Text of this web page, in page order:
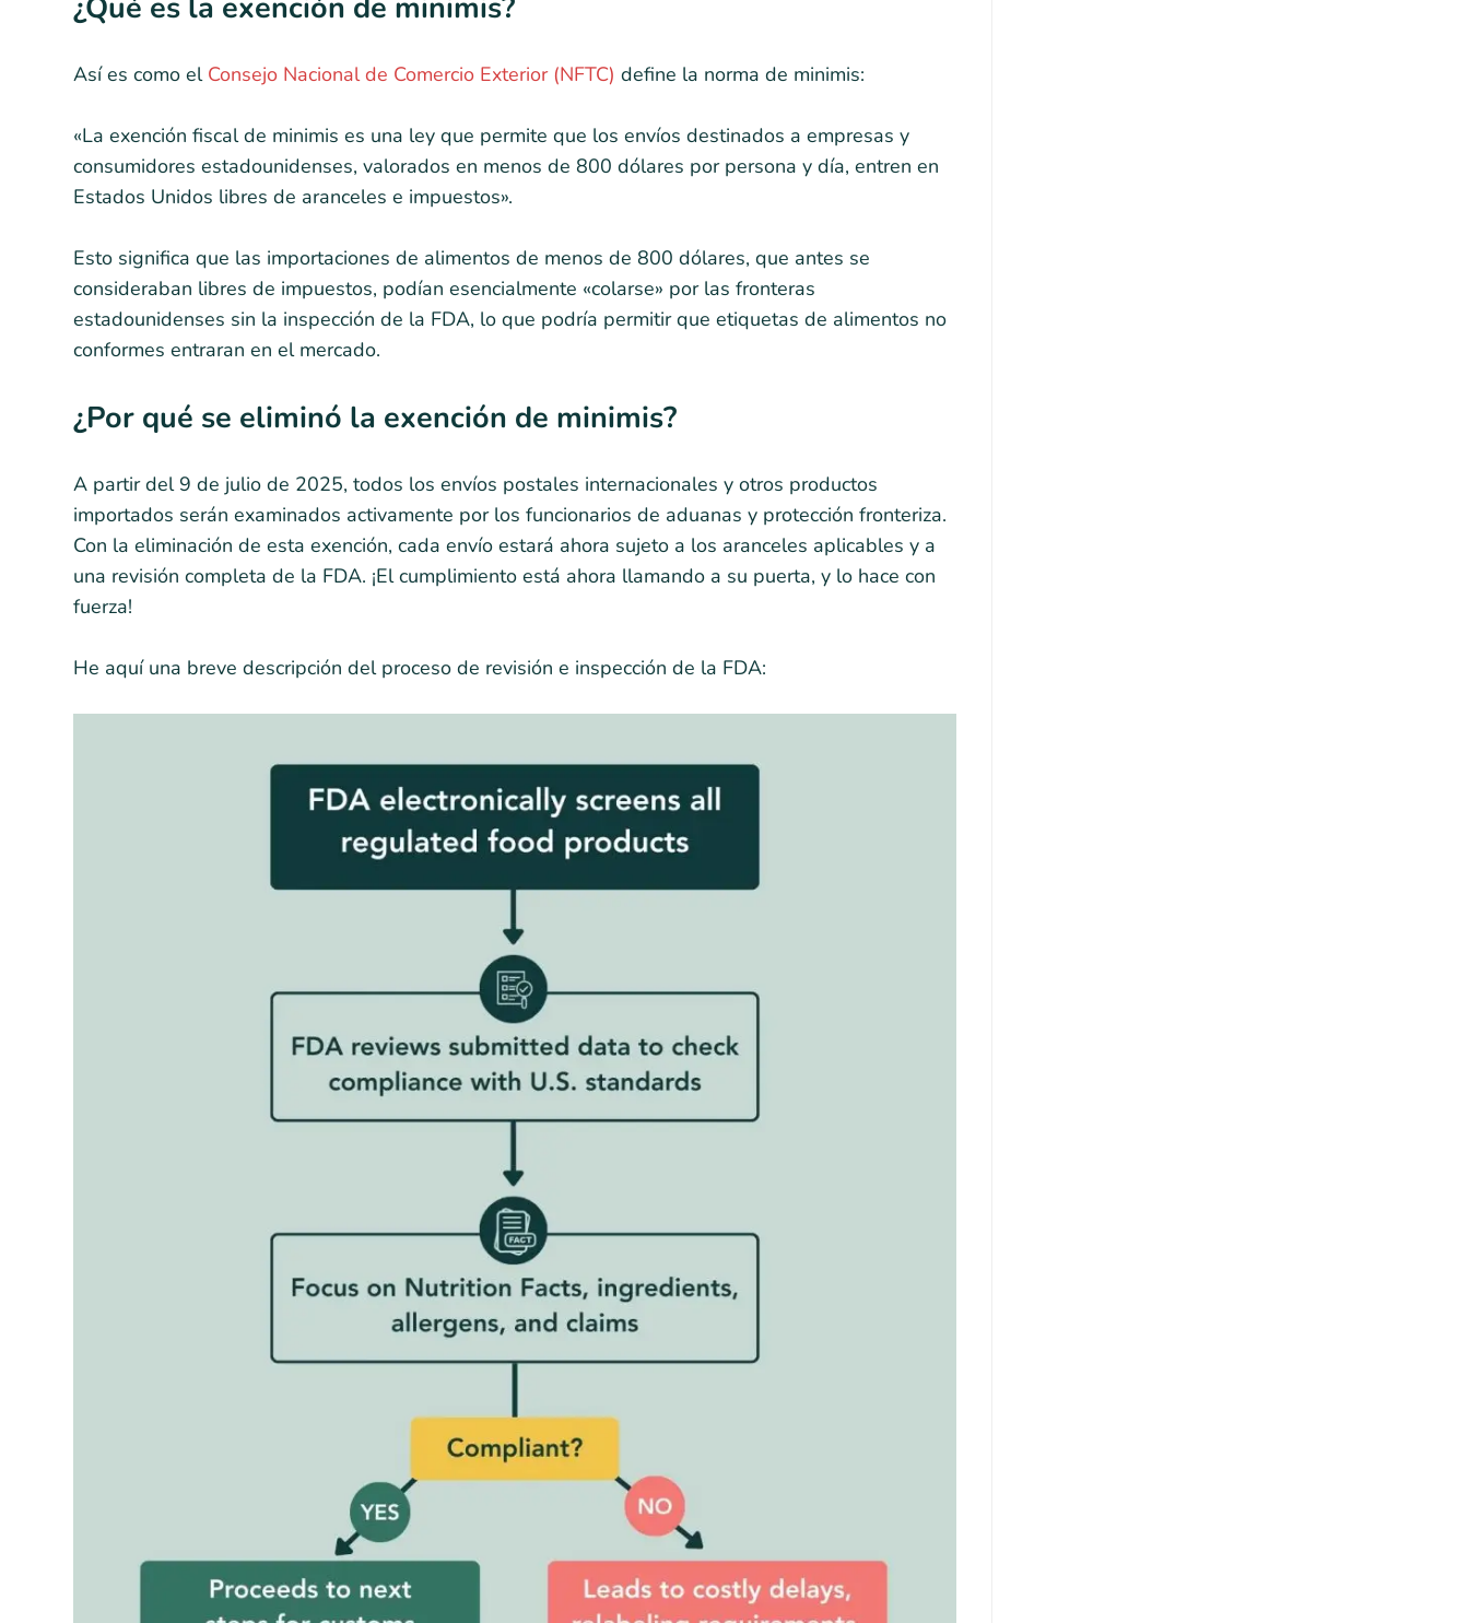
Así es como el Consejo Nacional de Comercio Exterior (NFTC) define la norma de minimis:
«La exención fiscal de minimis es una ley que permite que los envíos destinados a empresas y
consumidores estadounidenses, valorados en menos de 800 dólares por persona y día, entren en
Estados Unidos libres de aranceles e impuestos».
Esto significa que las importaciones de alimentos de menos de 800 dólares, que antes se
consideraban libres de impuestos, podían esencialmente «colarse» por las fronteras
estadounidenses sin la inspección de la FDA, lo que podría permitir que etiquetas de alimentos no
conformes entraran en el mercado.
¿Por qué se eliminó la exención de minimis?
A partir del 9 de julio de 2025, todos los envíos postales internacionales y otros productos
importados serán examinados activamente por los funcionarios de aduanas y protección fronteriza.
Con la eliminación de esta exención, cada envío estará ahora sujeto a los aranceles aplicables y a
una revisión completa de la FDA. ¡El cumplimiento está ahora llamando a su puerta, y lo hace con
fuerza!
He aquí una breve descripción del proceso de revisión e inspección de la FDA: